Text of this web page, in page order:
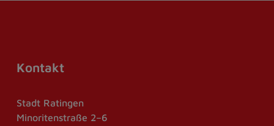
Kontakt
Stadt Ratingen
Minoritenstraße 2–6